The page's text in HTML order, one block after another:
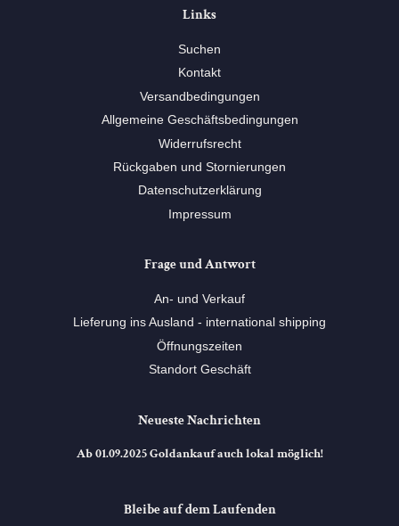
Links
Suchen
Kontakt
Versandbedingungen
Allgemeine Geschäftsbedingungen
Widerrufsrecht
Rückgaben und Stornierungen
Datenschutzerklärung
Impressum
Frage und Antwort
An- und Verkauf
Lieferung ins Ausland - international shipping
Öffnungszeiten
Standort Geschäft
Neueste Nachrichten
Ab 01.09.2025 Goldankauf auch lokal möglich!
Bleibe auf dem Laufenden